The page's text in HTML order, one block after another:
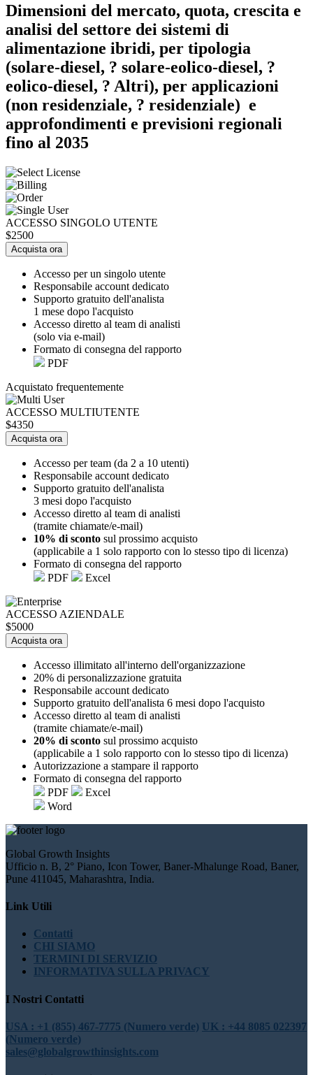
Dimensioni del mercato, quota, crescita e
analisi del settore dei sistemi di
alimentazione ibridi, per tipologia
(solare-diesel, ? solare-eolico-diesel, ?
eolico-diesel, ? Altri), per applicazioni
(non residenziale, ? residenziale) e
approfondimenti e previsioni regionali
fino al 2035
ACCESSO SINGOLO UTENTE
$2500
Acquista ora
Accesso per un singolo utente
Responsabile account dedicato
Supporto gratuito dell'analista
1 mese dopo l'acquisto
Accesso diretto al team di analisti
(solo via e-mail)
Formato di consegna del rapporto
PDF
Acquistato frequentemente
ACCESSO MULTIUTENTE
$4350
Acquista ora
Accesso per team (da 2 a 10 utenti)
Responsabile account dedicato
Supporto gratuito dell'analista
3 mesi dopo l'acquisto
Accesso diretto al team di analisti
(tramite chiamate/e-mail)
10% di sconto sul prossimo acquisto
(applicabile a 1 solo rapporto con lo stesso tipo di licenza)
Formato di consegna del rapporto
PDF
Excel
ACCESSO AZIENDALE
$5000
Acquista ora
Accesso illimitato all'interno dell'organizzazione
20% di personalizzazione gratuita
Responsabile account dedicato
Supporto gratuito dell'analista 6 mesi dopo l'acquisto
Accesso diretto al team di analisti
(tramite chiamate/e-mail)
20% di sconto sul prossimo acquisto
(applicabile a 1 solo rapporto con lo stesso tipo di licenza)
Autorizzazione a stampare il rapporto
Formato di consegna del rapporto
PDF
Excel
Word
Global Growth Insights
Ufficio n. B, 2° Piano, Icon Tower, Baner-Mhalunge Road, Baner,
Pune 411045, Maharashtra, India.
Link Utili
Contatti
CHI SIAMO
TERMINI DI SERVIZIO
INFORMATIVA SULLA PRIVACY
I Nostri Contatti
USA : +1 (855) 467-7775 (Numero verde) UK : +44 8085 022397
(Numero verde)
sales@globalgrowthinsights.com